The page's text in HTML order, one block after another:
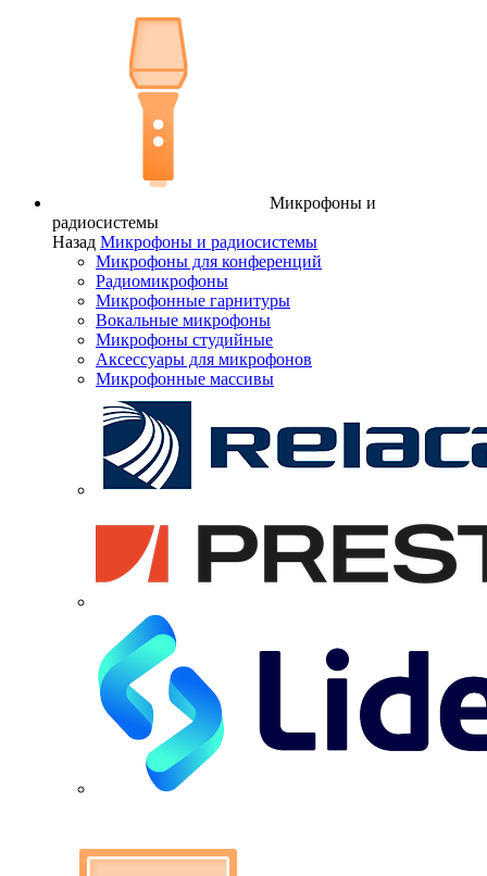
Микрофоны и
радиосистемы
Назад Микрофоны и радиосистемы
Микрофоны для конференций
Радиомикрофоны
Микрофонные гарнитуры
Вокальные микрофоны
Микрофоны студийные
Аксессуары для микрофонов
Микрофонные массивы